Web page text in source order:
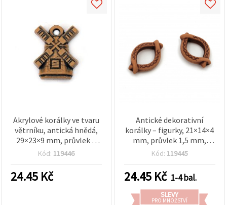
Akrylové korálky ve tvaru
větrníku, antická hnědá,
29×23×9 mm, průvlek 3
mm – 50 g (~15 ks)
Kód: 119446
24.45 Kč
Antické dekorativní
korálky – figurky, 21×14×4
mm, průvlek 1,5 mm,
hnědé – 50 g (~75 ks)
Kód: 119445
24.45 Kč 1-4 bal.
SLEVY
PRO MNOŽSTVÍ